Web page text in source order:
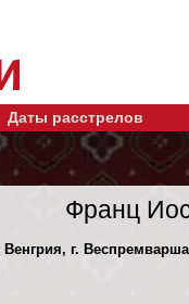
Даты расстрелов
Франц
г.